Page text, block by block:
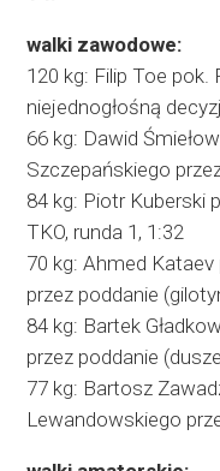
walki zawodowe:
120 kg: Filip Toe
niejednogłośną
66 kg: Dawid
Szczepańskiego
84 kg: Piotr Kuberski
TKO, runda 1, 1:32
70 kg: Ahmed
przez poddanie
84 kg: Bartek
przez poddanie
77 kg: Bartosz
Lewandowskiego